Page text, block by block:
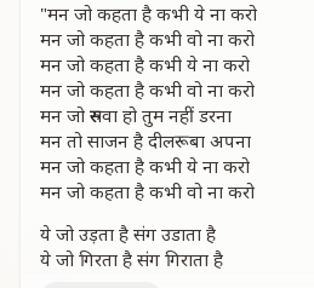
"मन जो कहता है कभी ये ना करो
मन जो कहता है कभी वो ना करो
मन जो कहता है कभी ये ना करो
मन जो कहता है कभी वो ना करो
मन जो रुसवा हो तुम नहीं डरना
मन तो साजन है दीलरूबा अपना
मन जो कहता है कभी ये ना करो
मन जो कहता है कभी वो ना करो
ये जो उड़ता है संग उडाता है
ये जो गिरता है संग गिराता है